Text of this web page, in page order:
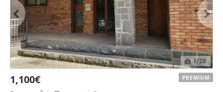
1/28
1,100€ PREMIUM